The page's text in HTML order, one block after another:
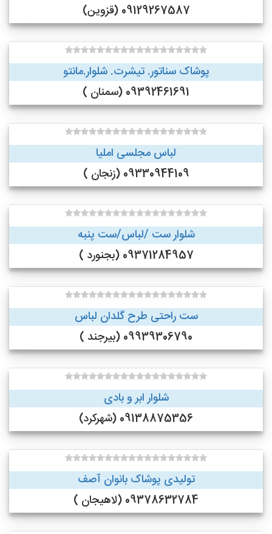
09129267587 (قزوین)
پوشاک سناتور. تیشرت. شلوار.مانتو
09392461691 (سمنان )
لباس مجلسی املیا
09330944109 (زنجان )
شلوار ست /لباس/ست پنبه
09371284957 (بجنورد )
ست راحتی طرح گلدان لباس
09939306790 (بیرجند )
شلوار ابر و بادی
09138875356 (شهرکرد)
تولیدی پوشاک بانوان آصف
09378632784 (لاهیجان )